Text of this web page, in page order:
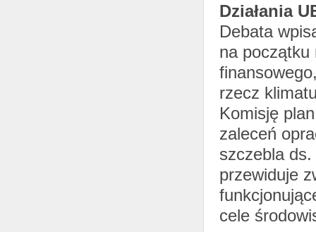
Działania
Debata
na początku
rzecz
Komisję
zaleceń
szczebla
przewiduje
cele